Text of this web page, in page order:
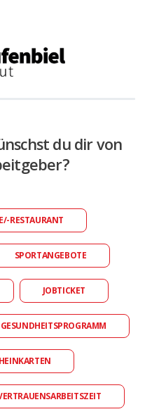
du dir von
RESTAURANT
SPORTANGEBOTE
JOBTICKET
GESUNDHEITSPROGRAMM